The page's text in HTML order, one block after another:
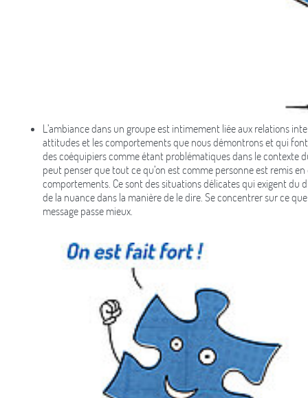
L’ambiance dans un groupe est intimement liée aux relations
attitudes et les comportements que nous démontrons et qui
des coéquipiers comme étant problématiques dans le contexte
peut penser que tout ce qu’on est comme personne est remis
comportements. Ce sont des situations délicates qui exigent du
de la nuance dans la manière de le dire. Se concentrer sur ce
message passe mieux.